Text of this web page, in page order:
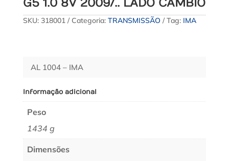
G5 1.0 8V 2009/.. LADO CAMBIO
SKU: 318001 Categoria: TRANSMISSÃO Tag: IMA
AL 1004 – IMA
Informação adicional
Peso
1434 g
Dimensões